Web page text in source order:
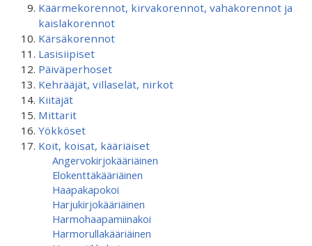
Käärmekorennot, kirvakorennot, vahakorennot ja
kaislakorennot
Kärsäkorennot
Lasisiipiset
Päiväperhoset
Kehrääjät, villaselät, nirkot
Kiitäjät
Mittarit
Yökköset
Koit, koisat, kääriäiset
Angervokirjokääriäinen
Elokenttäkääriäinen
Haapakapokoi
Harjukirjokääriäinen
Harmohaapamiinakoi
Harmorullakääriäinen